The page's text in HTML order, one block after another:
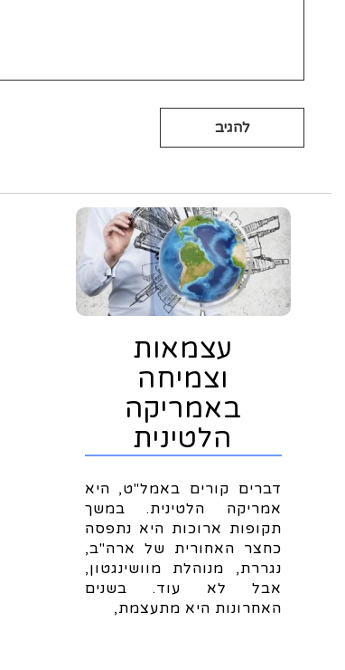
עצמאות
וצמיחה
באמריקה
הלטינית
דברים קורים באמל"ט, היא
אמריקה הלטינית. במשך
תקופות ארוכות היא נתפסה
כחצר האחורית של ארה"ב,
נגררת, מנוהלת מוושינגטון,
אבל לא עוד. בשנים
האחרונות היא מתעצמת,